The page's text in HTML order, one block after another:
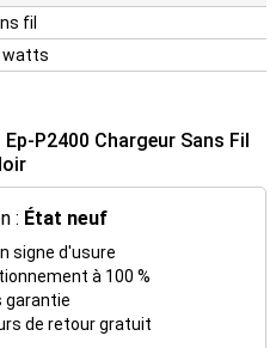
fil
watts
P2400 Chargeur Sans Fil
: État neuf
signe d'usure
à 100 %
garantie
de retour gratuit